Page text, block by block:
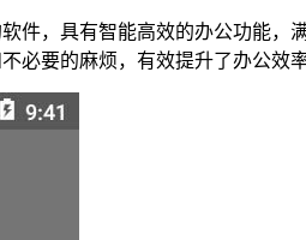
件，具有智能高效的办公功能
必要的麻烦，有效提升了办公效率